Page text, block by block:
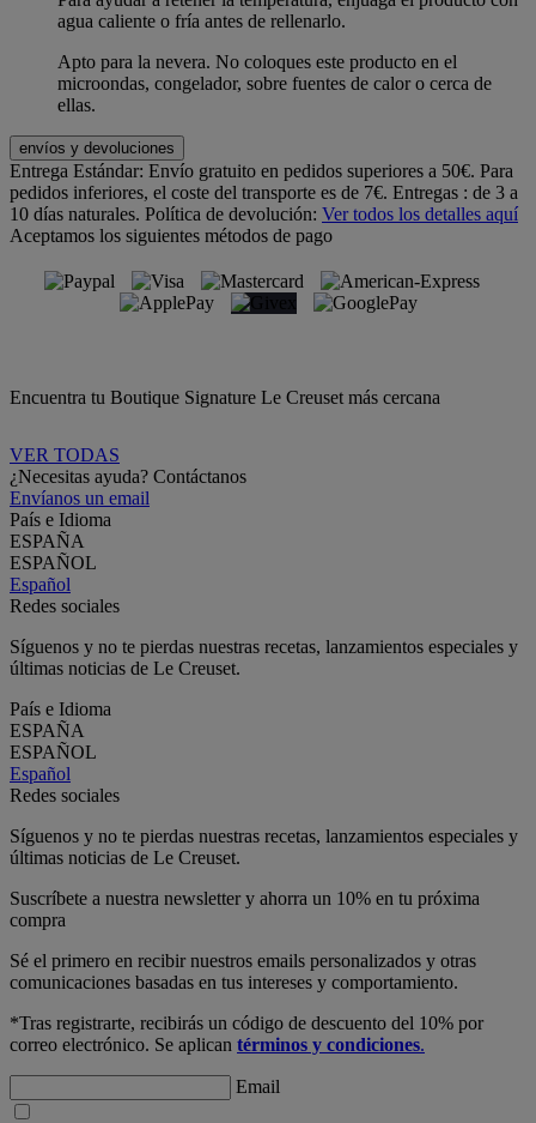
agua caliente o fría antes de rellenarlo.
Apto para la nevera. No coloques este producto en el
microondas, congelador, sobre fuentes de calor o cerca de
ellas.
envíos y devoluciones
Entrega Estándar: Envío gratuito en pedidos superiores a 50€. Para
pedidos inferiores, el coste del transporte es de 7€. Entregas : de 3 a
10 días naturales. Política de devolución: Ver todos los detalles aquí
Aceptamos los siguientes métodos de pago
Encuentra tu Boutique Signature Le Creuset más cercana
VER TODAS
¿Necesitas ayuda? Contáctanos
Envíanos un email
País e Idioma
ESPAÑA
ESPAÑOL
Español
Redes sociales
Síguenos y no te pierdas nuestras recetas, lanzamientos especiales y
últimas noticias de Le Creuset.
País e Idioma
ESPAÑA
ESPAÑOL
Español
Redes sociales
Síguenos y no te pierdas nuestras recetas, lanzamientos especiales y
últimas noticias de Le Creuset.
Suscríbete a nuestra newsletter y ahorra un 10% en tu próxima
compra
Sé el primero en recibir nuestros emails personalizados y otras
comunicaciones basadas en tus intereses y comportamiento.
*Tras registrarte, recibirás un código de descuento del 10% por
correo electrónico. Se aplican términos y condiciones.
Email